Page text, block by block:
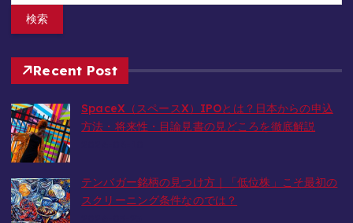
Recent Post
SpaceX（スペースX）IPOとは？日本からの申込
方法・将来性・目論見書の見どころを徹底解説
テンバガー銘柄の見つけ方｜「低位株」こそ最初の
スクリーニング条件なのでは？